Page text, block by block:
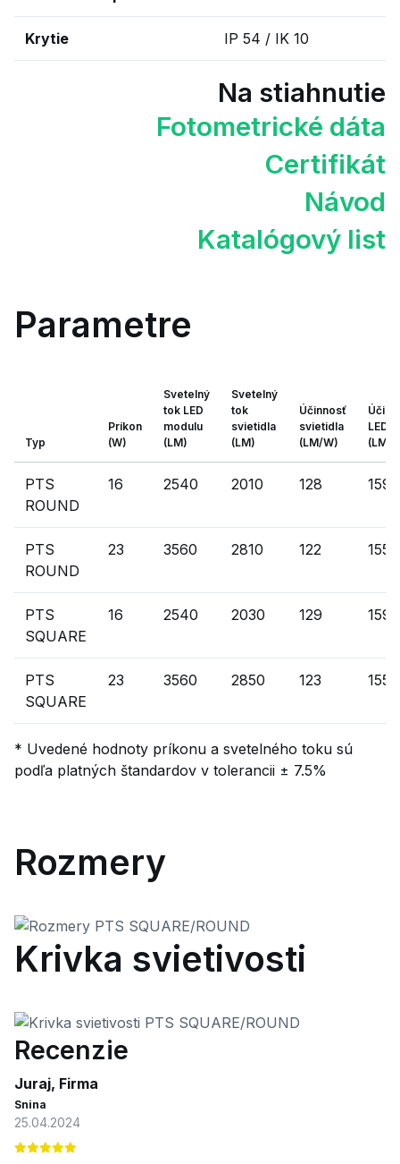
Krytie IP 54 / IK 10
Na stiahnutie
Fotometrické dáta
Certifikát
Návod
Katalógový list
Parametre
Typ
Príkon
(W)
Svetelný
tok LED
modulu
(LM)
Svetelný
tok
svietidla
(LM)
Účinnosť
svietidla
(LM/W)
LED
(LM/
PTS
ROUND
16 2540 2010 128 159
PTS
ROUND
23 3560 2810 122 155
PTS
SQUARE
16 2540 2030 129 159
PTS
SQUARE
23 3560 2850 123 155
* Uvedené hodnoty príkonu a svetelného toku sú
podľa platných štandardov v tolerancii ± 7.5%
Rozmery
Krivka svietivosti
Recenzie
Juraj, Firma
Snina
25.04.2024